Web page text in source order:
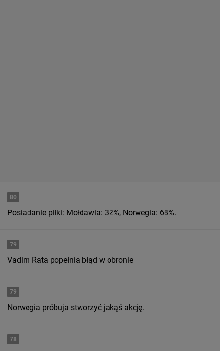
80
Posiadanie piłki: Mołdawia: 32%, Norwegia: 68%.
79
Vadim Rata popełnia błąd w obronie
79
Norwegia próbuja stworzyć jakąś akcję.
78